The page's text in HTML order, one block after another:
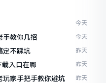
今天
教你几招 今天
定不踩坑 昨天
入口在哪 昨天
家手把手教你避坑 昨天